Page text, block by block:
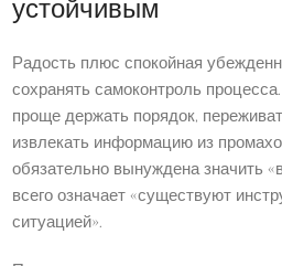
устойчивым
Радость плюс спокойная
сохранять самоконтроль
проще держать порядок,
извлекать информацию из
обязательно вынуждена значить
всего означает «существуют
ситуацией».